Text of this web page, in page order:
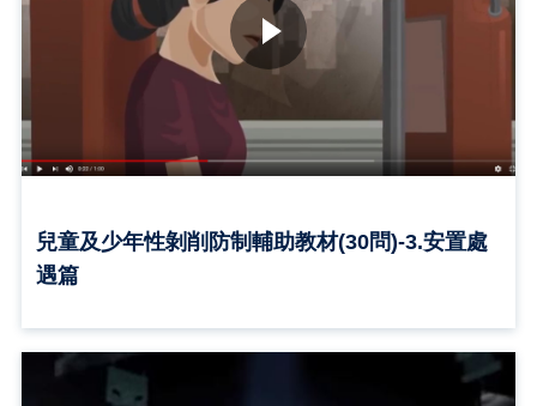
兒童及少年性剝削防制輔助教材(30問)-3.安置處
遇篇